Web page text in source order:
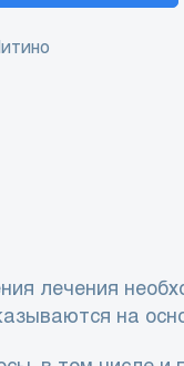
лечения
на